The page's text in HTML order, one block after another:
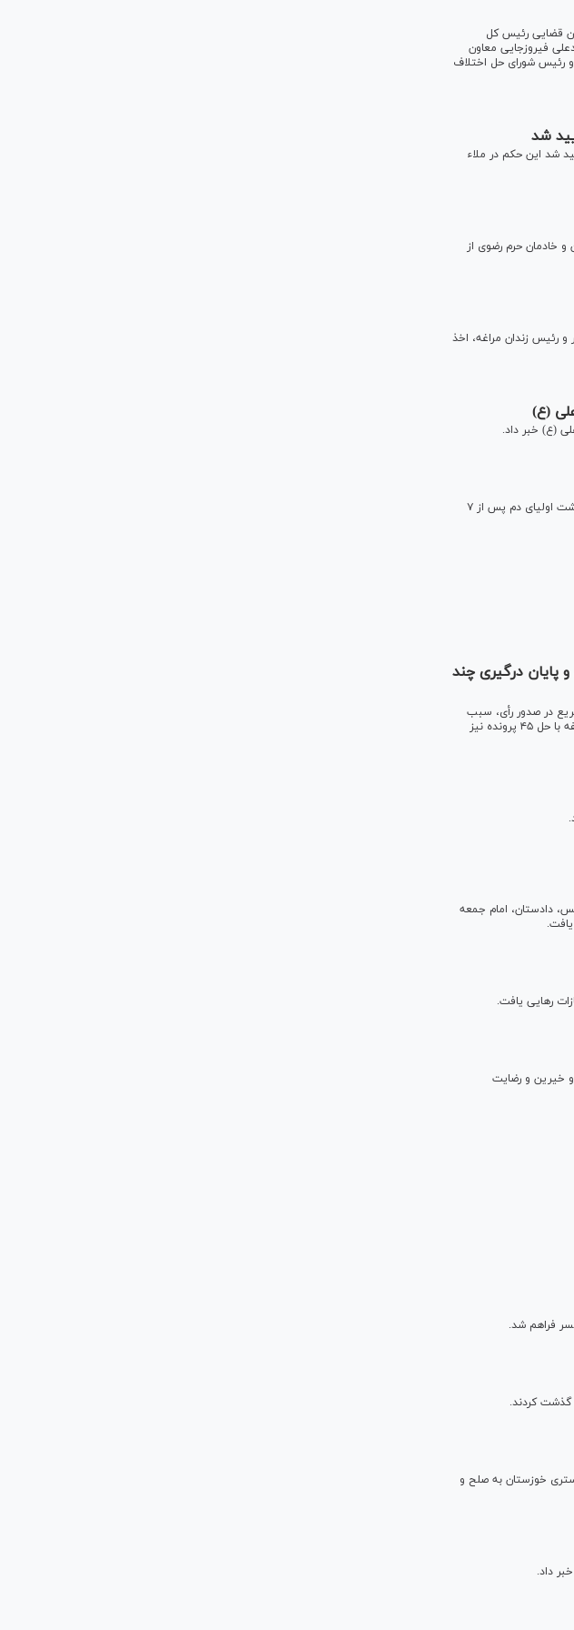
قضایی رئیس کل
۲۷، حجت‌الاسلام والمسلمین احمدعلی فیروزجایی معاون
و رئیس شورای حل اختلاف
شد
شد این حکم در ملاء
خادمان حرم رضوی از
رئیس زندان مراغه، اخذ
(ع)
(ع) خبر داد.
رئیس حل اختلاف خوزستان از پایان موفقیت‌آمیز یک پرونده قصاص با تلاش سادات، شیوخ و معتمدین محلی و گذشت اولیای دم پس از ۷
همکاری برای مصالحه ۲ پرونده قصاص و پایان درگیری چند
در صدور رأی، سبب
شد تا علاوه بر کاهش آمار طلاق در آن شهرستان، دو پرونده قصاص ختم به مصالحه شود و درگیری چند ساله دو طایفه با حل ۴۵ پرونده نیز
دادستان، امام جمعه
کرج و خیرین و رضایت
فراهم شد.
گذشت کردند.
دم در دادگستری خوزستان به صلح و
داد.